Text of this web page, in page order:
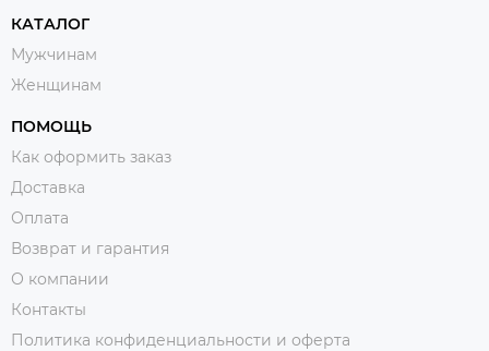
КАТАЛОГ
Мужчинам
Женщинам
ПОМОЩЬ
Как оформить заказ
Доставка
Оплата
Возврат и гарантия
О компании
Контакты
Политика конфиденциальности и оферта